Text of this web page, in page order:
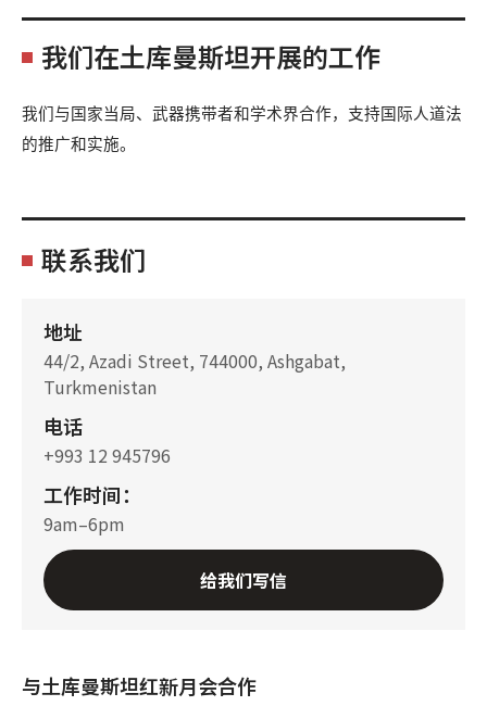
我们在土库曼斯坦开展的工作
我们与国家当局、武器携带者和学术界合作，支持国际人道法
的推广和实施。
联系我们
地址
44/2, Azadi Street, 744000, Ashgabat,
Turkmenistan
电话
+993 12 945796
工作时间：
9am–6pm
给我们写信
与土库曼斯坦红新月会合作